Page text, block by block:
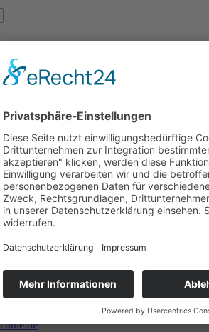
schreiben Sie und bitte eine E-Mail
ab:
bb) UstG.
Hamburg?